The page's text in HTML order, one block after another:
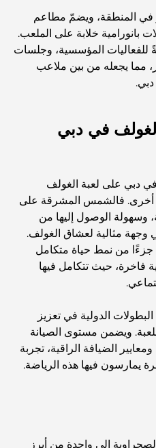
على الإطلاق
للآباء
دبي: دليل شامل لعشاق القهوة
تصنيعها على الإطلاق
دليل شامل للانتقال
ملاذ فاخر
بالأداء
في المنطقة، ويضمّ مطاعم
بانورامية خلابة على الملعب.
للفعاليات المؤسسية، وجلسات
مما يجعله من بين ملاعب
دبي.
في دبي
دبي على لعبة الغولف
فالشمس المشرقة على
وسهولة الوصول إليها من
وجهة مثالية لعشاق الغولف.
جزءًا من نمط حياة متكامل
فاخرة، حيث تتكامل فيها
الدولية في تعزيز
ويضمن مستوى الصيانة
الضيافة الراقية، تجربة
يمارسون فيها هذه الرياضة.
إلى واحدة من أبرز